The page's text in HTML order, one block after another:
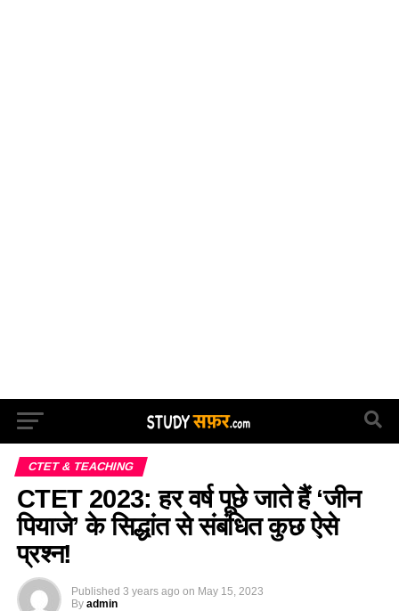
CTET & TEACHING
CTET 2023: हर वर्ष पूछे जाते हैं ‘जीन
पियाजे’ के सिद्धांत से संबंधित कुछ ऐसे
प्रश्न!
Published 3 years ago on May 15, 2023
By admin